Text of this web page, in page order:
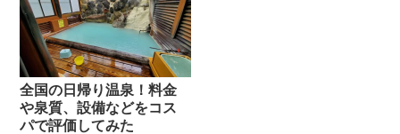
全国の日帰り温泉！料金
や泉質、設備などをコス
パで評価してみた